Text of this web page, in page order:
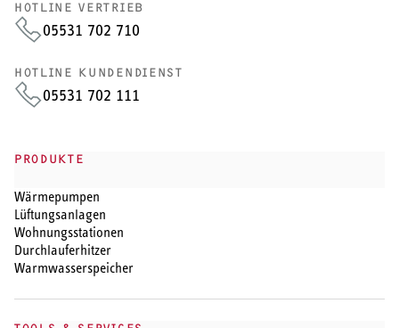
HOTLINE VERTRIEB
05531 702 710
HOTLINE KUNDENDIENST
05531 702 111
PRODUKTE
Wärmepumpen
Lüftungsanlagen
Wohnungsstationen
Durchlauferhitzer
Warmwasserspeicher